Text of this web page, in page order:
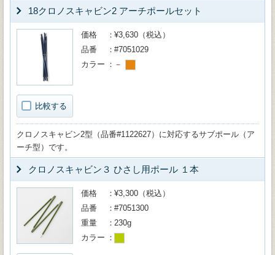
18クロノスキャビン2 アーチポールセット
比較する
価格
¥3,630（税込）
品番
#7051029
カラー
－
クロノスキャビン2型（品番#1122627）に対応するサブポール（ア
ーチ型）です。
クロノスキャビン３ ひさし用ポール １本
価格
¥3,300（税込）
品番
#7051300
重量
230g
カラー